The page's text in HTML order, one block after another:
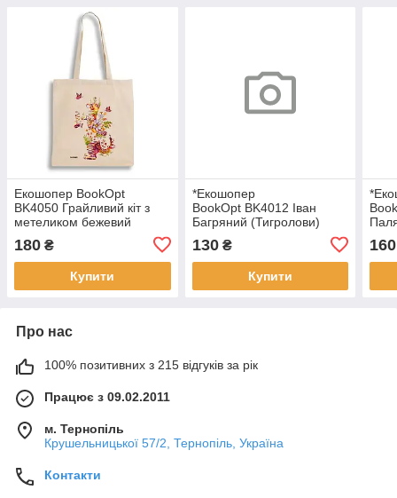
Екошопер BookOpt
BK4050 Грайливий кіт з
метеликом бежевий
180 ₴
Купити
*Екошопер
BookOpt BK4012 Іван
Багряний (Тигролови)
щастя" бежевий
130₴
Купити
160
Про нас
100% позитивних з 215 відгуків за рік
Працює з 09.02.2011
м. Тернопіль
Крушельницької 57/2, Тернопіль, Україна
Контакти